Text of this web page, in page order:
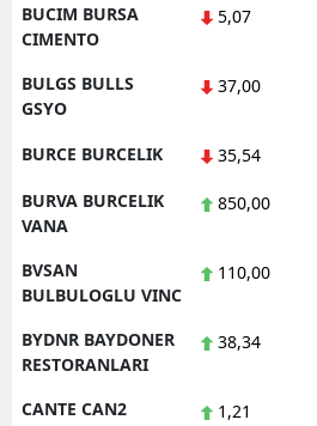
BUCIM BURSA
CIMENTO
5,07
BULGS BULLS
GSYO
37,00
BURCE BURCELIK 35,54
BURVA BURCELIK
VANA
850,00
BVSAN
BULBULOGLU VINC
110,00
BYDNR BAYDONER
RESTORANLARI
38,34
CANTE CAN2
1,21